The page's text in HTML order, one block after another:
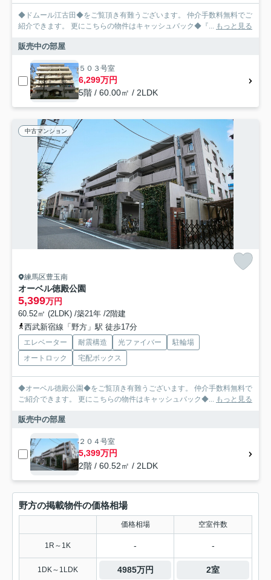
◆ドムール江古田◆をご覧頂き有難うございます。 仲介手数料無料でご
紹介できます。 更にこちらの物件はキャッシュバック◆『... もっと見る
販売中の部屋
５０３号室
6,299万円
5階 / 60.00㎡ / 2LDK
中古マンション
練馬区豊玉南
オーベル徳殿公園
5,399万円
60.52㎡ (2LDK) /築21年 /2階建
西武新宿線「野方」駅 徒歩17分
エレベーター 耐震構造 光ファイバー
駐輪場
オートロック
宅配ボックス
◆オーベル徳殿公園◆をご覧頂き有難うございます。 仲介手数料無料で
ご紹介できます。 更にこちらの物件はキャッシュバック◆... もっと見る
販売中の部屋
２０４号室
5,399万円
2階 / 60.52㎡ / 2LDK
野方の掲載物件の価格相場
価格相場 空室件数
1R～1K - -
1DK～1LDK 4985万円 2室